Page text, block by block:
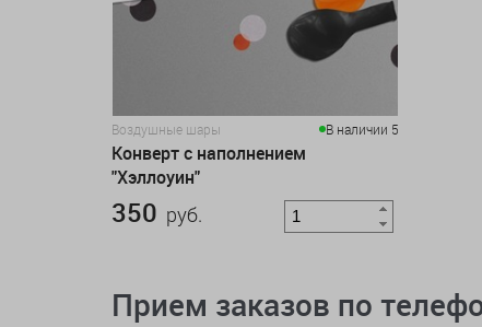
Воздушные шары В наличии 5
Конверт с наполнением
"Хэллоуин"
350 руб.
Прием заказов по